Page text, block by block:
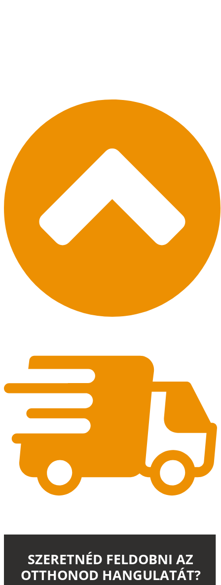
SZERETNÉD FELDOBNI AZ
OTTHONOD HANGULATÁT?